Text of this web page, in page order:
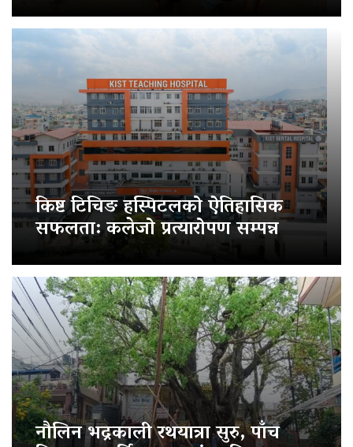
किष्ट टिचिङ हस्पिटलको ऐतिहासिक
सफलता: कलेजो प्रत्यारोपण सम्पन्न
नौलिन भद्रकाली रथयात्रा सुरु, पाँच